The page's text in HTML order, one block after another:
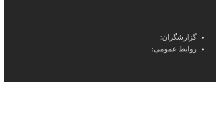
گزارشگران:
روابط عمومی: